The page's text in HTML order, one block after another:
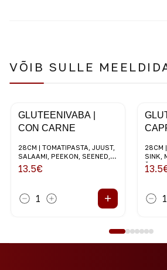
VÕIB SULLE
GLUTEENIVABA |
CON CARNE
28CM | TOMATIPASTA, JUUST,
SALAAMI, PEEKON, SEENED,
PUNANE SIBUL
13.5€
1 +
28CM
SINK,
13.5
1